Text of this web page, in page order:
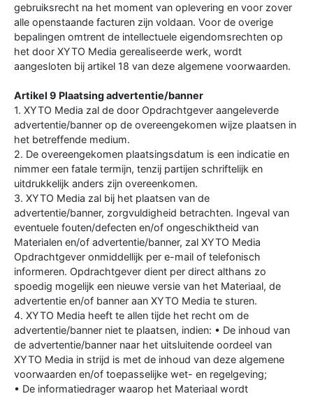
gebruiksrecht na het moment van oplevering en voor zover
alle openstaande facturen zijn voldaan. Voor de overige
bepalingen omtrent de intellectuele eigendomsrechten op
het door XYTO Media gerealiseerde werk, wordt
aangesloten bij artikel 18 van deze algemene voorwaarden.
Artikel 9 Plaatsing advertentie/banner
1. XYTO Media zal de door Opdrachtgever aangeleverde
advertentie/banner op de overeengekomen wijze plaatsen in
het betreffende medium.
2. De overeengekomen plaatsingsdatum is een indicatie en
nimmer een fatale termijn, tenzij partijen schriftelijk en
uitdrukkelijk anders zijn overeenkomen.
3. XYTO Media zal bij het plaatsen van de
advertentie/banner, zorgvuldigheid betrachten. Ingeval van
eventuele fouten/defecten en/of ongeschiktheid van
Materialen en/of advertentie/banner, zal XYTO Media
Opdrachtgever onmiddellijk per e-mail of telefonisch
informeren. Opdrachtgever dient per direct althans zo
spoedig mogelijk een nieuwe versie van het Materiaal, de
advertentie en/of banner aan XYTO Media te sturen.
4. XYTO Media heeft te allen tijde het recht om de
advertentie/banner niet te plaatsen, indien: • De inhoud van
de advertentie/banner naar het uitsluitende oordeel van
XYTO Media in strijd is met de inhoud van deze algemene
voorwaarden en/of toepasselijke wet- en regelgeving;
• De informatiedrager waarop het Materiaal wordt